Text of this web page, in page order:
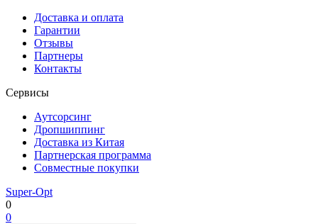
Доставка и оплата
Гарантии
Отзывы
Партнеры
Контакты
Сервисы
Аутсорсинг
Дропшиппинг
Доставка из Китая
Партнерская программа
Совместные покупки
Super-Opt
0
0